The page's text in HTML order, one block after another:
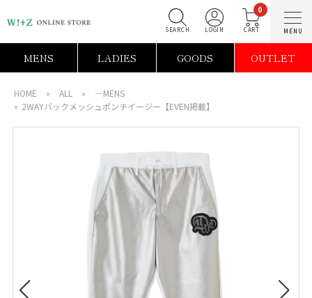
0
MENS LADIES GOODS OUTLET
HOME » ALL »
―MENS
» 2WAYバックメッシュポンチイージー【EVEN掲載】